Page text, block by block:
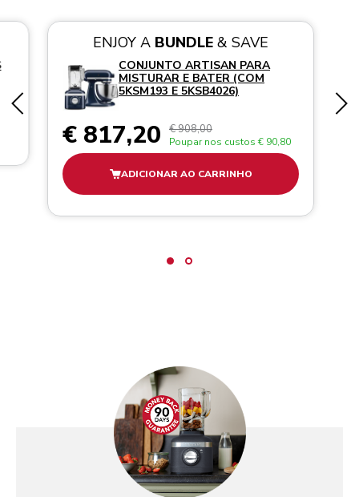
ENJOY A BUNDLE& SAVE
CONJUNTO ARTISAN PARA
MISTURAR E BATER (COM
5KSM193 E 5KSB4026)
€ 817,20 € 908,00
Poupar nos custos € 90,80
ADICIONAR AO CARRINHO